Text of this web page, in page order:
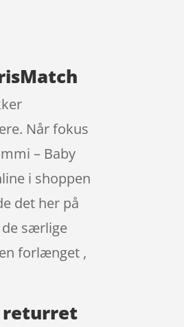
Når fokus
– Baby
i shoppen
det her på
de særlige
forlænget ,
returret